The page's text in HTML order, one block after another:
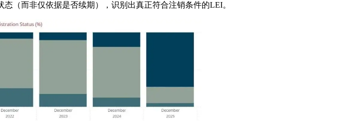
（而非仅依据是否续期），识别出真正符合注销条件的LEI。